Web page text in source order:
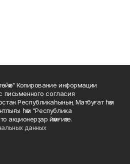
Копирование информации
письменного согласия
Республикаһының Матбуғат һәм
һәм "Республика
акционерҙар йәмғиәте.
данных